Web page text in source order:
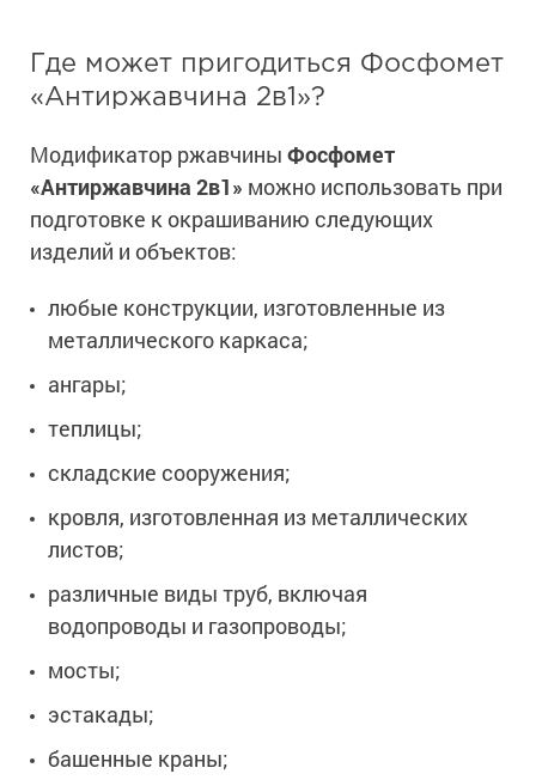
Где может пригодиться Фосфомет
«Антиржавчина 2в1»?
Модификатор ржавчины Фосфомет
«Антиржавчина 2в1» можно использовать при
подготовке к окрашиванию следующих
изделий и объектов:
любые конструкции, изготовленные из
металлического каркаса;
ангары;
теплицы;
складские сооружения;
кровля, изготовленная из металлических
листов;
различные виды труб, включая
водопроводы и газопроводы;
мосты;
эстакады;
башенные краны;